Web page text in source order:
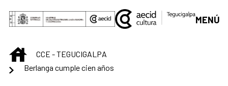
Saltar al contenido principal
MENÚ
INICIOCCE - TEGUCIGALPA
Berlanga cumple cien años